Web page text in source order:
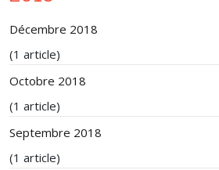
Décembre 2018
(1 article)
Octobre 2018
(1 article)
Septembre 2018
(1 article)